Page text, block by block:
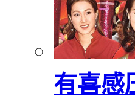
有喜感